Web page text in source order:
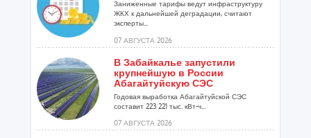
Заниженные тарифы ведут инфраструктуру
ЖКХ к дальнейшей деградации, считают
эксперты...
07 АВГУСТА 2026
В Забайкалье запустили
крупнейшую в России
Абагайтуйскую СЭС
Годовая выработка Абагайтуйской СЭС
составит 223 221 тыс. кВт-ч...
07 АВГУСТА 2026